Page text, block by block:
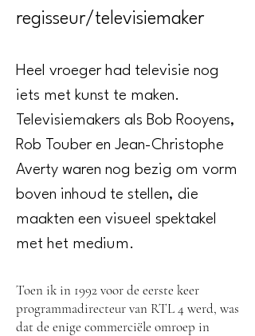
regisseur/televisiemaker
Heel vroeger had televisie nog
iets met kunst te maken.
Televisiemakers als Bob Rooyens,
Rob Touber en Jean-Christophe
Averty waren nog bezig om vorm
boven inhoud te stellen, die
maakten een visueel spektakel
met het medium.
Toen ik in 1992 voor de eerste keer
programmadirecteur van RTL 4 werd, was
dat de enige commerciële omroep in